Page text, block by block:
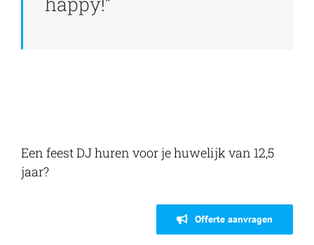
Een feest DJ huren voor je huwelijk van 12,5
jaar?
Offerte aanvragen